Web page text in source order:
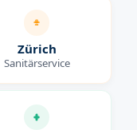
Zürich
Sanitärservice